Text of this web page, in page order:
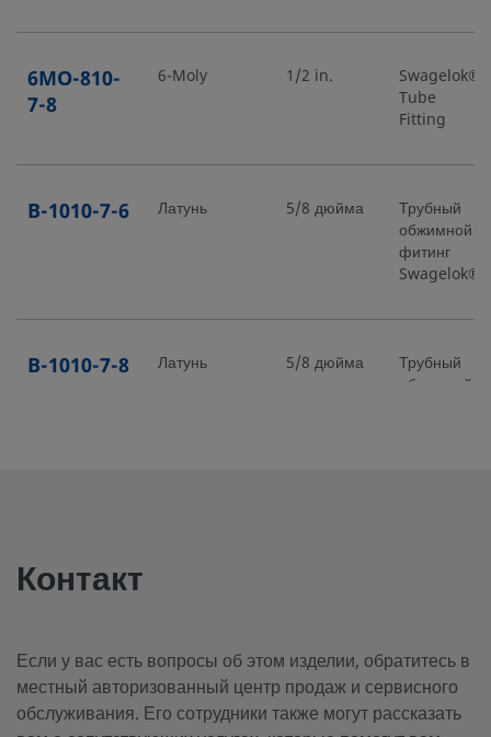
6MO-810-
7-8
6-Moly 1/2 in.
Swagelok®
Tube
Fitting
B-1010-7-6 Латунь 5/8 дюйма
Трубный
обжимной
фитинг
Swagelok®
B-1010-7-8 Латунь 5/8 дюйма
Трубный
обжимной
B-12M0-7-
4RT
Латунь 12 мм
Трубный
обжимной
фитинг
Контакт
Если у вас есть вопросы об этом изделии, обратитесь в
местный авторизованный центр продаж и сервисного
обслуживания. Его сотрудники также могут рассказать